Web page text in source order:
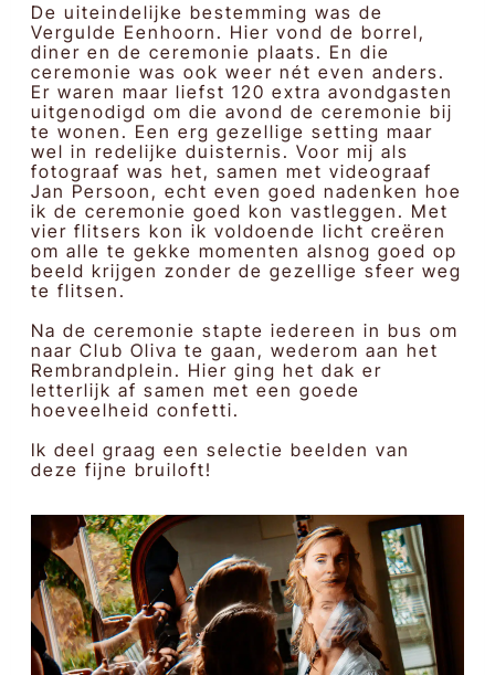
De uiteindelijke bestemming was de
Vergulde Eenhoorn. Hier vond de borrel,
diner en de ceremonie plaats. En die
ceremonie was ook weer nét even anders.
Er waren maar liefst 120 extra avondgasten
uitgenodigd om die avond de ceremonie bij
te wonen. Een erg gezellige setting maar
wel in redelijke duisternis. Voor mij als
fotograaf was het, samen met videograaf
Jan Persoon, echt even goed nadenken hoe
ik de ceremonie goed kon vastleggen. Met
vier flitsers kon ik voldoende licht creëren
om alle te gekke momenten alsnog goed op
beeld krijgen zonder de gezellige sfeer weg
te flitsen.
Na de ceremonie stapte iedereen in bus om
naar Club Oliva te gaan, wederom aan het
Rembrandplein. Hier ging het dak er
letterlijk af samen met een goede
hoeveelheid confetti.
Ik deel graag een selectie beelden van
deze fijne bruiloft!